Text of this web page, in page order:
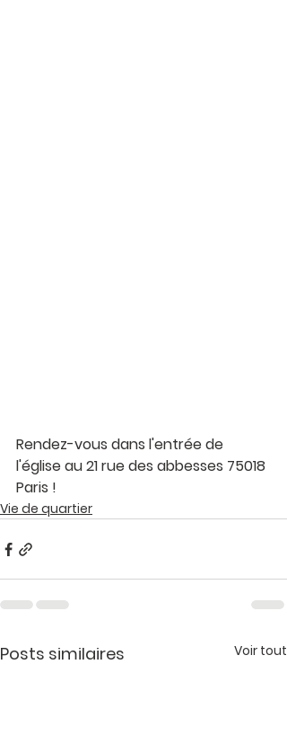
Rendez-vous dans l'entrée de
l'église au 21 rue des abbesses 75018
Paris !
Vie de quartier
Posts similaires Voir tout